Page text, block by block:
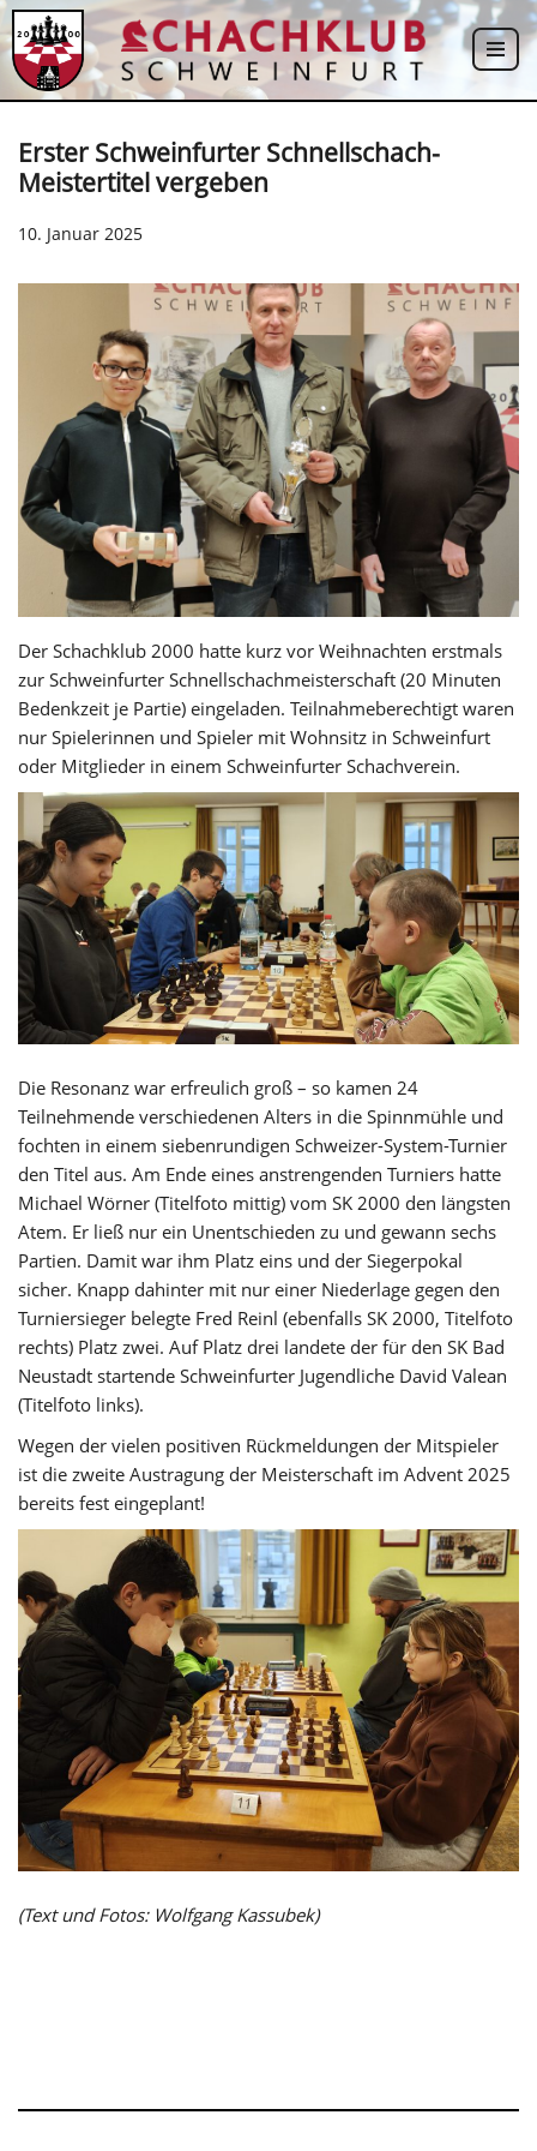
Zum
Inhalt
Erster Schweinfurter Schnellschach-
Meistertitel vergeben
10. Januar 2025
Der Schachklub 2000 hatte kurz vor Weihnachten erstmals
zur Schweinfurter Schnellschachmeisterschaft (20 Minuten
Bedenkzeit je Partie) eingeladen. Teilnahmeberechtigt waren
nur Spielerinnen und Spieler mit Wohnsitz in Schweinfurt
oder Mitglieder in einem Schweinfurter Schachverein.
Die Resonanz war erfreulich groß – so kamen 24
Teilnehmende verschiedenen Alters in die Spinnmühle und
fochten in einem siebenrundigen Schweizer-System-Turnier
den Titel aus. Am Ende eines anstrengenden Turniers hatte
Michael Wörner (Titelfoto mittig) vom SK 2000 den längsten
Atem. Er ließ nur ein Unentschieden zu und gewann sechs
Partien. Damit war ihm Platz eins und der Siegerpokal
sicher. Knapp dahinter mit nur einer Niederlage gegen den
Turniersieger belegte Fred Reinl (ebenfalls SK 2000, Titelfoto
rechts) Platz zwei. Auf Platz drei landete der für den SK Bad
Neustadt startende Schweinfurter Jugendliche David Valean
(Titelfoto links).
Wegen der vielen positiven Rückmeldungen der Mitspieler
ist die zweite Austragung der Meisterschaft im Advent 2025
bereits fest eingeplant!
(Text und Fotos: Wolfgang Kassubek)